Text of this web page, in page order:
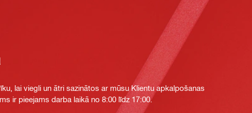
lai viegli un ātri sazinātos ar mūsu Klientu apkalpošanas
ir pieejams darba laikā no 8:00 līdz 17:00.